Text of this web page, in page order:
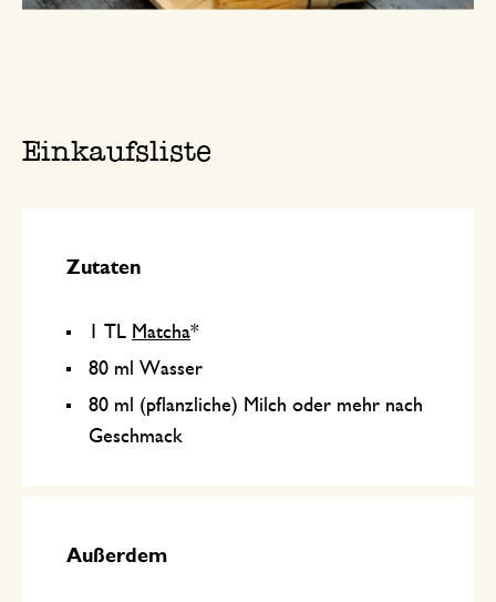
Einkaufsliste
Zutaten
1 TL Matcha*
80 ml Wasser
80 ml (pflanzliche) Milch oder mehr nach
Geschmack
Außerdem